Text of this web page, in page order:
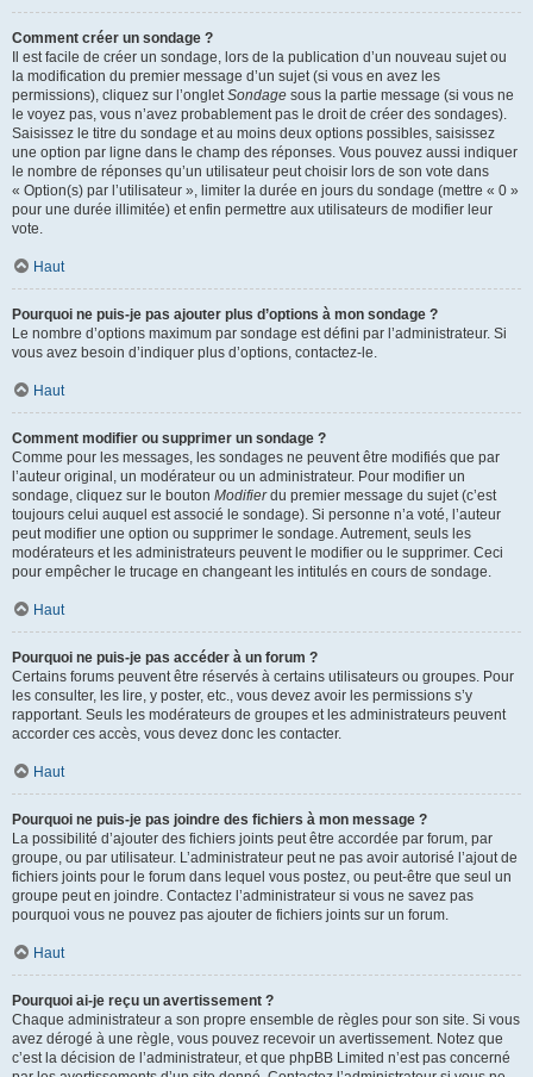
Comment créer un sondage ?
Il est facile de créer un sondage, lors de la publication d’un nouveau sujet ou
la modification du premier message d’un sujet (si vous en avez les
permissions), cliquez sur l’ongletSondage sous la partie message (si vous ne
le voyez pas, vous n’avez probablement pas le droit de créer des sondages).
Saisissez le titre du sondage et au moins deux options possibles, saisissez
une option par ligne dans le champ des réponses. Vous pouvez aussi indiquer
le nombre de réponses qu’un utilisateur peut choisir lors de son vote dans
« Option(s) par l’utilisateur », limiter la durée en jours du sondage (mettre « 0 »
pour une durée illimitée) et enfin permettre aux utilisateurs de modifier leur
vote.
Haut
Pourquoi ne puis-je pas ajouter plus d’options à mon sondage ?
Le nombre d’options maximum par sondage est défini par l’administrateur. Si
vous avez besoin d’indiquer plus d’options, contactez-le.
Haut
Comment modifier ou supprimer un sondage ?
Comme pour les messages, les sondages ne peuvent être modifiés que par
l’auteur original, un modérateur ou un administrateur. Pour modifier un
sondage, cliquez sur le bouton Modifierdu premier message du sujet (c’est
toujours celui auquel est associé le sondage). Si personne n’a voté, l’auteur
peut modifier une option ou supprimer le sondage. Autrement, seuls les
modérateurs et les administrateurs peuvent le modifier ou le supprimer. Ceci
pour empêcher le trucage en changeant les intitulés en cours de sondage.
Haut
Pourquoi ne puis-je pas accéder à un forum ?
Certains forums peuvent être réservés à certains utilisateurs ou groupes. Pour
les consulter, les lire, y poster, etc., vous devez avoir les permissions s’y
rapportant. Seuls les modérateurs de groupes et les administrateurs peuvent
accorder ces accès, vous devez donc les contacter.
Haut
Pourquoi ne puis-je pas joindre des fichiers à mon message ?
La possibilité d’ajouter des fichiers joints peut être accordée par forum, par
groupe, ou par utilisateur. L’administrateur peut ne pas avoir autorisé l’ajout de
fichiers joints pour le forum dans lequel vous postez, ou peut-être que seul un
groupe peut en joindre. Contactez l’administrateur si vous ne savez pas
pourquoi vous ne pouvez pas ajouter de fichiers joints sur un forum.
Haut
Pourquoi ai-je reçu un avertissement ?
Chaque administrateur a son propre ensemble de règles pour son site. Si vous
avez dérogé à une règle, vous pouvez recevoir un avertissement. Notez que
c’est la décision de l’administrateur, et que phpBB Limited n’est pas concerné